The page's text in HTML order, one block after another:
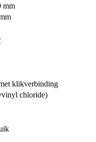
mm
klikverbinding
chloride)